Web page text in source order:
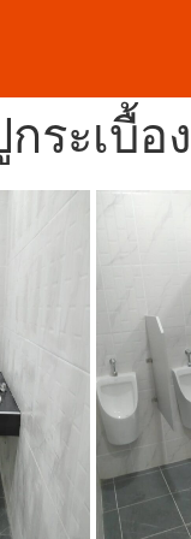
ระเบื้อง